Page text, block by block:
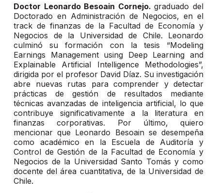
Doctor Leonardo Besoain Cornejo.graduado del
Doctorado en Administración de Negocios, en el
track de finanzas de la Facultad de Economía y
Negocios de la Universidad de Chile. Leonardo
culminó su formación con la tesis “Modeling
Earnings Management using Deep Learning and
Explainable Artificial Intelligence Methodologies”,
dirigida por el profesor David Díaz. Su investigación
abre nuevas rutas para comprender y detectar
prácticas de gestión de resultados mediante
técnicas avanzadas de inteligencia artificial, lo que
contribuye significativamente a la literatura en
finanzas corporativas. Por último, quiero
mencionar que Leonardo Besoain se desempeña
como académico en la Escuela de Auditoría y
Control de Gestión de la Facultad de Economía y
Negocios de la Universidad Santo Tomás y como
docente del área cuantitativa, de la Universidad de
Chile.